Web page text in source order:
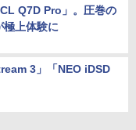
Q7D Pro」。圧巻の
極上体験に
3」「NEO iDSD